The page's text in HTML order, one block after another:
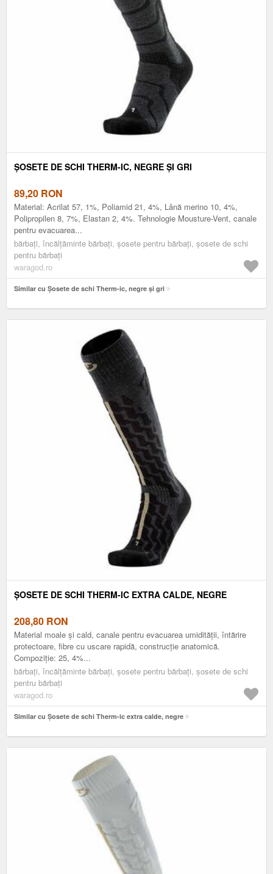
ȘOSETE DE SCHI THERM-IC, NEGRE ȘI GRI
89,20 RON
Material: Acrilat 57, 1%, Poliamid 21, 4%, Lână merino 10, 4%,
Polipropilen 8, 7%, Elastan 2, 4%. Tehnologie Mousture-Vent, canale
pentru evacuarea...
bărbați, încălțăminte bărbați, șosete pentru bărbați, șosete de schi
pentru bărbați
waragod.ro
Similar cu Șosete de schi Therm-ic, negre și gri
ȘOSETE DE SCHI THERM-IC EXTRA CALDE, NEGRE
208,80 RON
Material moale și cald, canale pentru evacuarea umidității, întărire
protectoare, fibre cu uscare rapidă, construcție anatomică.
Compoziție: 25, 4%...
bărbați, încălțăminte bărbați, șosete pentru bărbați, șosete de schi
pentru bărbați
waragod.ro
Similar cu Șosete de schi Therm-ic extra calde, negre